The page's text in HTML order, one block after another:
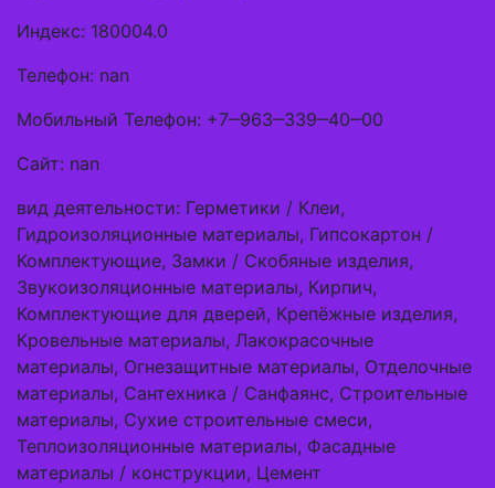
Индекс: 180004.0
Телефон: nan
Мобильный Телефон: +7‒963‒339‒40‒00
Сайт: nan
вид деятельности: Герметики / Клеи,
Гидроизоляционные материалы, Гипсокартон /
Комплектующие, Замки / Скобяные изделия,
Звукоизоляционные материалы, Кирпич,
Комплектующие для дверей, Крепёжные изделия,
Кровельные материалы, Лакокрасочные
материалы, Огнезащитные материалы, Отделочные
материалы, Сантехника / Санфаянс, Строительные
материалы, Сухие строительные смеси,
Теплоизоляционные материалы, Фасадные
материалы / конструкции, Цемент